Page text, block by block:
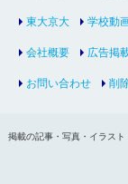
東大京大 学校動
会社概要 広告掲
お問い合わせ 削
掲載の記事・写真・イラス